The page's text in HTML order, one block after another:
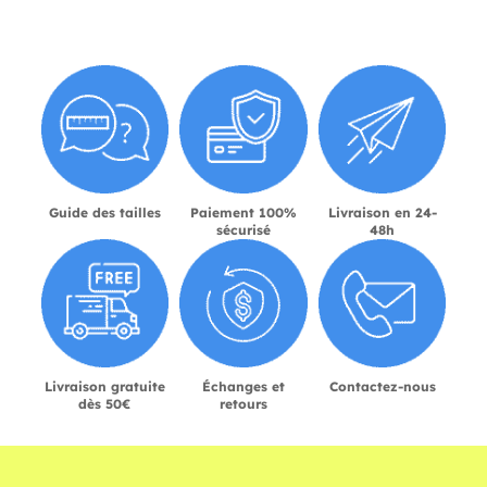
Guide des tailles
Paiement 100%
sécurisé
Livraison en 24-
48h
Livraison gratuite
dès 50€
Échanges et
retours
Contactez-nous